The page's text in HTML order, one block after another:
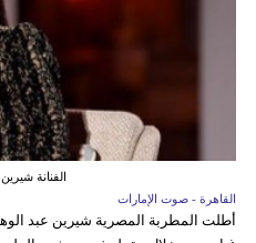
الفنانة
القاهرة - صوت الإمارات
أطلت المطربة المصرية شيرين عبد